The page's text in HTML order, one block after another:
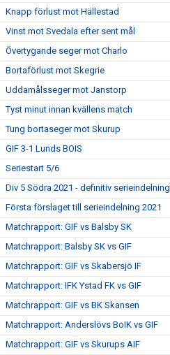
Knapp förlust mot Hällestad
Vinst mot Svedala efter sent mål
Övertygande seger mot Charlo
Bortaförlust mot Skegrie
Uddamålsseger mot Janstorp
Tyst minut innan kvällens match
Tung bortaseger mot Skurup
GIF 3-1 Lunds BOIS
Seriestart 5/6
Div 5 Södra 2021 - definitiv serieindelning
Första förslaget till serieindelning 2021
Matchrapport: GIF vs Balsby SK
Matchrapport: Balsby SK vs GIF
Matchrapport: GIF vs Skabersjö IF
Matchrapport: IFK Ystad FK vs GIF
Matchrapport: GIF vs BK Skansen
Matchrapport: Anderslövs BoIK vs GIF
Matchrapport: GIF vs Skurups AIF